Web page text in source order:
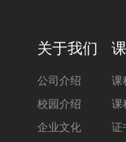
关于我们
公司介绍
校园介绍
企业文化
课
课
证